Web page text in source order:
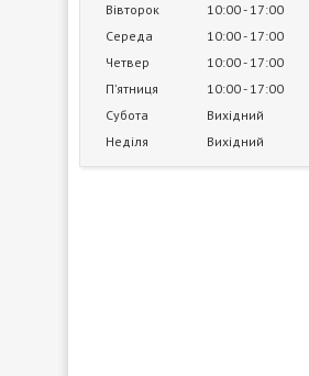
Вівторок
10:00 17:00
Середа
10:00 17:00
Четвер
10:00 17:00
Пʼятниця
10:00 17:00
Субота
Вихідний
Неділя
Вихідний